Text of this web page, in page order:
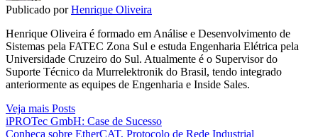
Publicado por Henrique Oliveira
Henrique Oliveira é formado em Análise e Desenvolvimento de
Sistemas pela FATEC Zona Sul e estuda Engenharia Elétrica pela
Universidade Cruzeiro do Sul. Atualmente é o Supervisor do
Suporte Técnico da Murrelektronik do Brasil, tendo integrado
anteriormente as equipes de Engenharia e Inside Sales.
Veja mais Posts
iPROTec GmbH: Case de Sucesso
Conheça sobre EtherCAT, Protocolo de Rede Industrial